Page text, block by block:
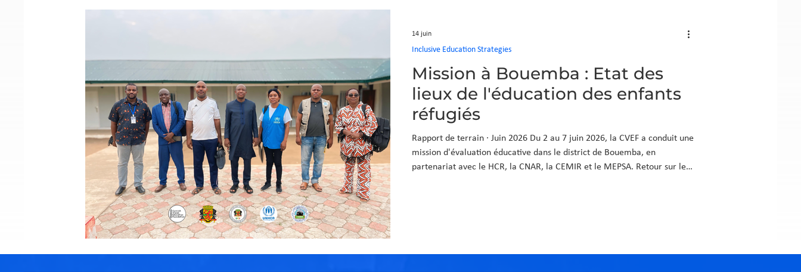
Mission à Bouemba : Etat des
lieux de l'éducation des enfants
réfugiés
Rapport de terrain · Juin 2026 Du 2 au 7 juin 2026, la CVEF a conduit une
mission d'évaluation éducative dans le district de Bouemba, en
partenariat avec le HCR, la CNAR, la CEMIR et le MEPSA. Retour sur les
Inclusive Education Strategies
14 juin